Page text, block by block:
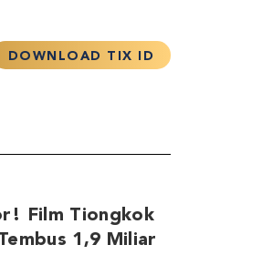
Film Tiongkok
1,9 Miliar